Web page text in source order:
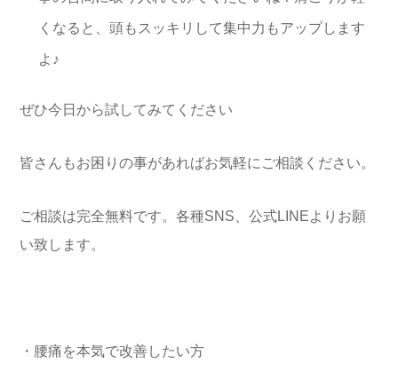
くなると、頭もスッキリして集中力もアップします
よ♪
ぜひ今日から試してみてください
皆さんもお困りの事があればお気軽にご相談ください。
ご相談は完全無料です。各種SNS、公式LINEよりお願
い致します。
・腰痛を本気で改善したい方